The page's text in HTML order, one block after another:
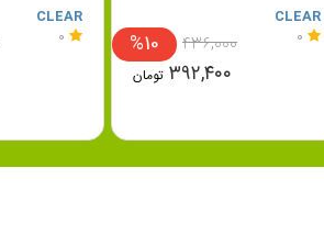
CLEAR
0
CLEAR
0
%10 ۴۳۶,۰۰۰
۳۹۲,۴۰۰ تومان